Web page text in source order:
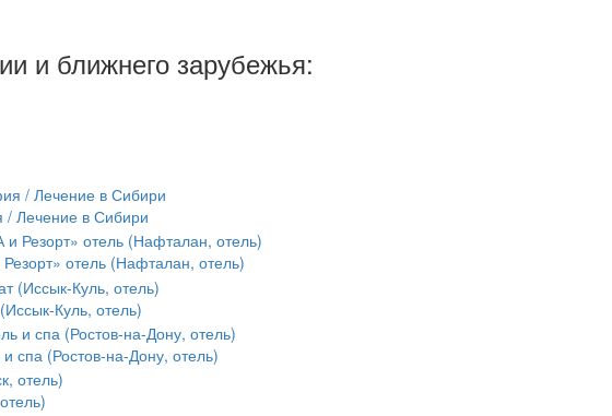
и ближнего зарубежья:
/ Лечение в Сибири
отель (Нафталан, отель)
Куль, отель)
спа (Ростов-на-Дону, отель)